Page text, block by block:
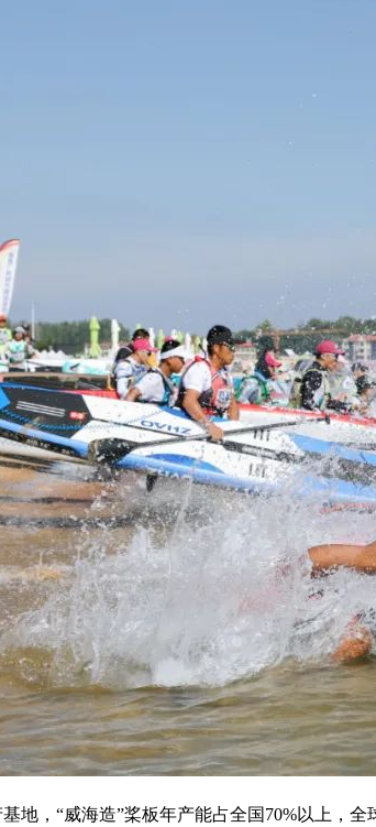
地，“威海造”桨板年产能占全国70%以上，